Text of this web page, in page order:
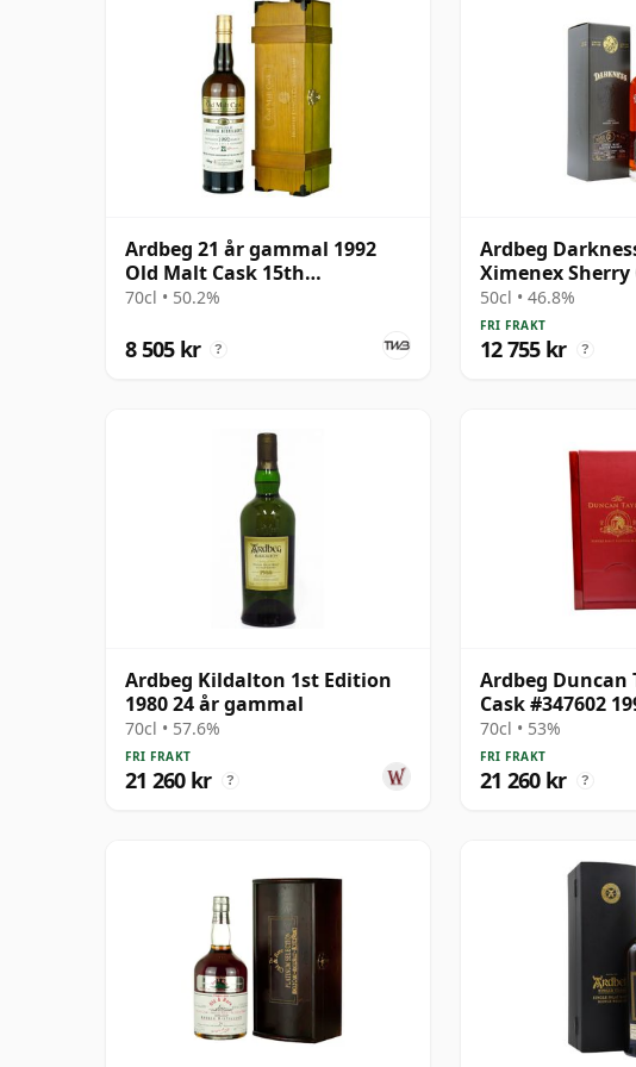
Ardbeg 21 år gammal 1992
Old Malt Cask 15th
Anniversary
70cl • 50.2%
8 505 kr ?
Ardbeg
Ximenex Sherry
Single 24 år
50cl • 46.8%
FRI FRAKT
12 755 kr ?
Ardbeg Kildalton 1st Edition
1980 24 år gammal
70cl • 57.6%
FRI FRAKT
21 260 kr ?
Ardbeg Duncan
Cask #347602
gammal
70cl • 53%
FRI FRAKT
21 260 kr ?